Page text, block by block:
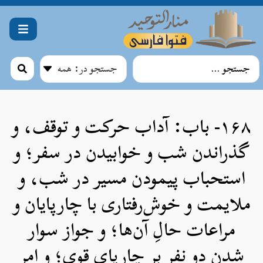
۱۶۸- باب: آداب حرکت و توقف، و
گذراندن شب و خوابیدن در سفر؛ و
استحباب پیمودن مسیر در شب، و
ملایمت و خوش‌رفتاری با چارپایان و
مراعات حالِ آن‌ها؛ و جواز سوار
شدن دو نفر بر چارپای قوی؛ و امر